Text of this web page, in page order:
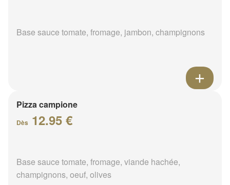
Base sauce tomate, fromage, jambon, champignons
Pizza campione
Dès 12.95 €
Base sauce tomate, fromage, viande hachée,
champignons, oeuf, olives